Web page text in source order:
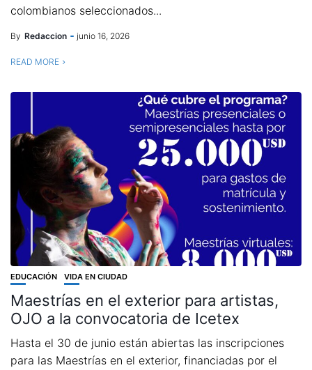
colombianos seleccionados...
By Redaccion junio 16, 2026
READ MORE
EDUCACIÓN VIDA EN CIUDAD
Maestrías en el exterior para artistas,
OJO a la convocatoria de Icetex
Hasta el 30 de junio están abiertas las inscripciones
para las Maestrías en el exterior, financiadas por el